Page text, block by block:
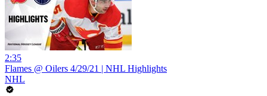
2:35
Flames @ Oilers 4/29/21 | NHL Highlights
NHL